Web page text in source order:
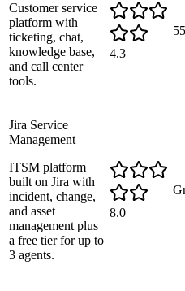
Customer service
platform with
ticketing, chat,
knowledge base,
and call center
tools.
4.3
Jira Service
Management
ITSM platform
built on Jira with
incident, change,
and asset
management plus
a free tier for up to
3 agents.
8.0